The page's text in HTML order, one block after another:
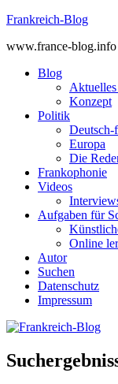
Skip
content
Frankreich-Blog
www.france-blog.info
Blog
Konzept
Politik
Deutsch-
Europa
Die
Frankophonie
Videos
Aufgaben für
Online
Autor
Suchen
Datenschutz
Impressum